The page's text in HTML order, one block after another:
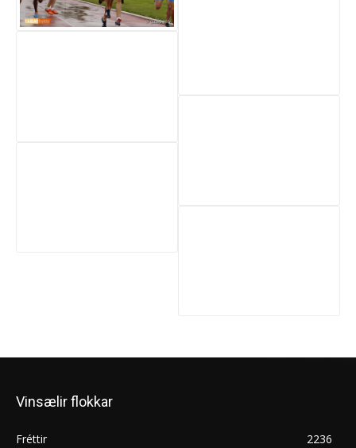
Vinsælir flokkar
Fréttir
2236